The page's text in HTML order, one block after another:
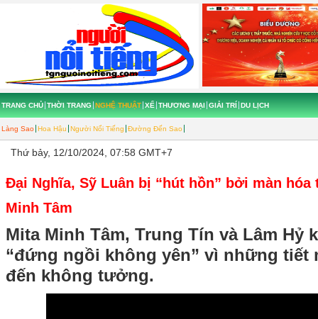
TRANG CHỦ THỜI TRANG NGHỆ THUẬT
Làng Sao Hoa Hậu Người Nổi Tiếng Đường Đến Sao
XẾ THƯƠNG MẠI GIẢI TRÍ DU LỊCH
Thứ bảy, 12/10/2024, 07:58 GMT+7
Đại Nghĩa, Sỹ Luân bị “hút hồn” bởi màn hóa
Minh Tâm
Mita Minh Tâm, Trung Tín và Lâm Hỷ
“đứng ngồi không yên” vì những tiết
đến không tưởng.